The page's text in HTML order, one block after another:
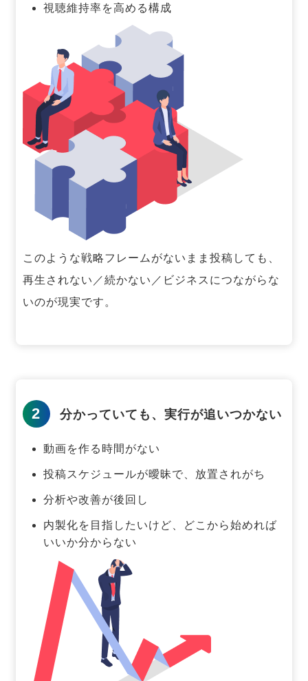
視聴維持率を高める構成
このような戦略フレームがないまま投稿しても、
再生されない／続かない／ビジネスにつながらな
いのが現実です。
2 分かっていても、実行が追いつかない
動画を作る時間がない
投稿スケジュールが曖昧で、放置されがち
分析や改善が後回し
内製化を目指したいけど、どこから始めれば
いいか分からない